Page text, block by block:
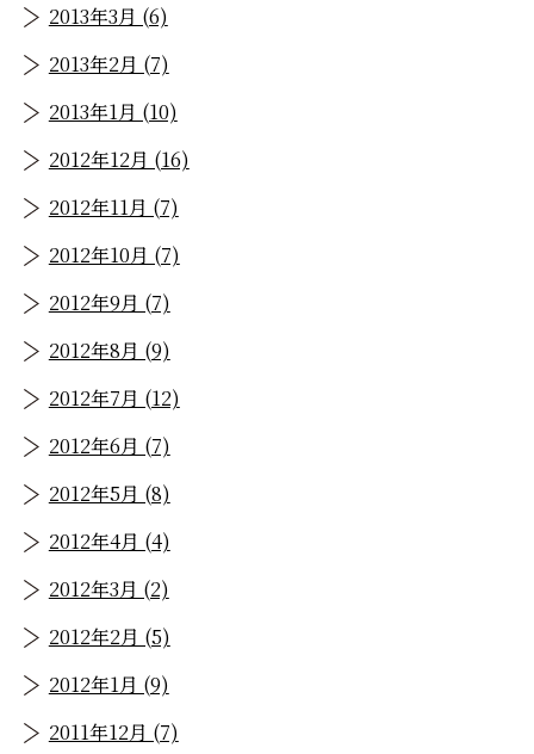
2013年3月 (6)
2013年2月 (7)
2013年1月 (10)
2012年12月 (16)
2012年11月 (7)
2012年10月 (7)
2012年9月 (7)
2012年8月 (9)
2012年7月 (12)
2012年6月 (7)
2012年5月 (8)
2012年4月 (4)
2012年3月 (2)
2012年2月 (5)
2012年1月 (9)
2011年12月 (7)